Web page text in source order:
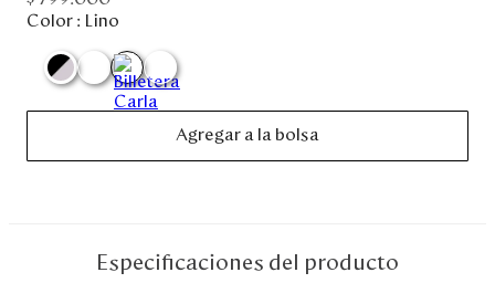
Viaje
Colecciones
Mi cuenta
Color :
Lino
Agregar a la bolsa
Especificaciones del producto